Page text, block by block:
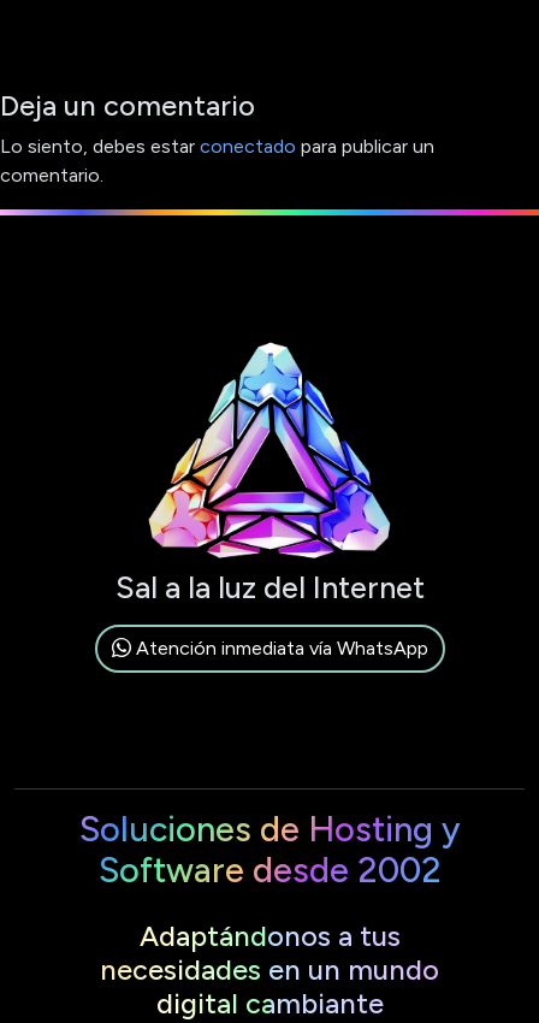
Deja un comentario
Lo siento, debes estar conectado para publicar un
comentario.
Sal a la luz del Internet
Atención inmediata vía WhatsApp
Soluciones de Hosting y
Software desde 2002
Adaptándonos a tus
necesidades en un mundo
digital cambiante